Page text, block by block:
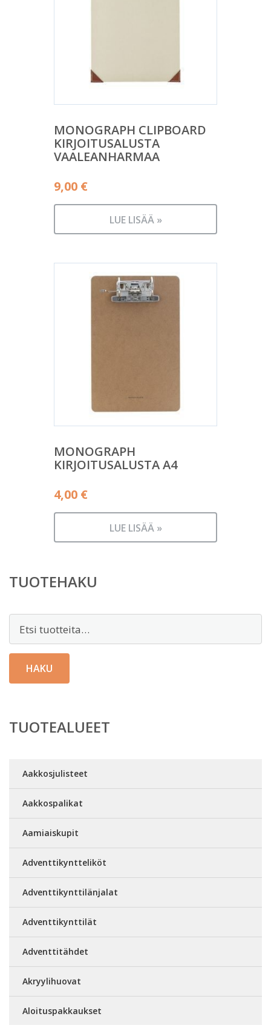
MONOGRAPH CLIPBOARD
KIRJOITUSALUSTA
VAALEANHARMAA
9,00 €
LUE LISÄÄ »
MONOGRAPH
KIRJOITUSALUSTA A4
4,00 €
LUE LISÄÄ »
TUOTEHAKU
HAKU
TUOTEALUEET
Aakkosjulisteet
Aakkospalikat
Aamiaiskupit
Adventtikyntteliköt
Adventtikynttilänjalat
Adventtikynttilät
Adventtitähdet
Akryylihuovat
Aloituspakkaukset